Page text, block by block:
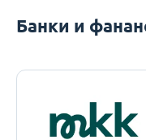
Банки и